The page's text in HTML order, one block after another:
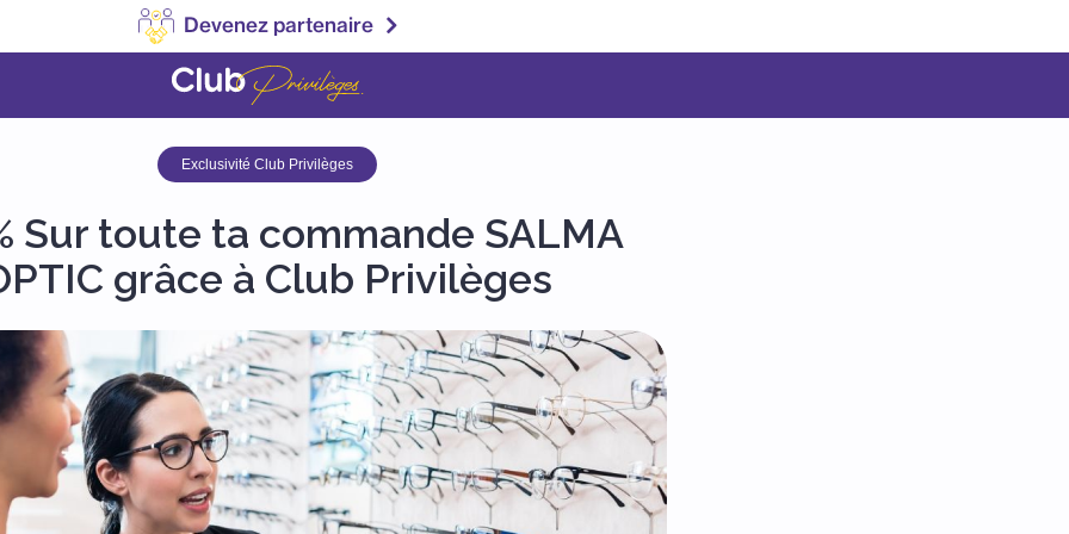
Devenez partenaire
Exclusivité Club Privilèges
Sur toute ta commande SALMA
grâce à Club Privilèges